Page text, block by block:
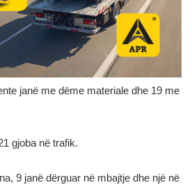
janë me dëme materiale dhe 19 me
gjoba në trafik.
9 janë dërguar në mbajtje dhe një në